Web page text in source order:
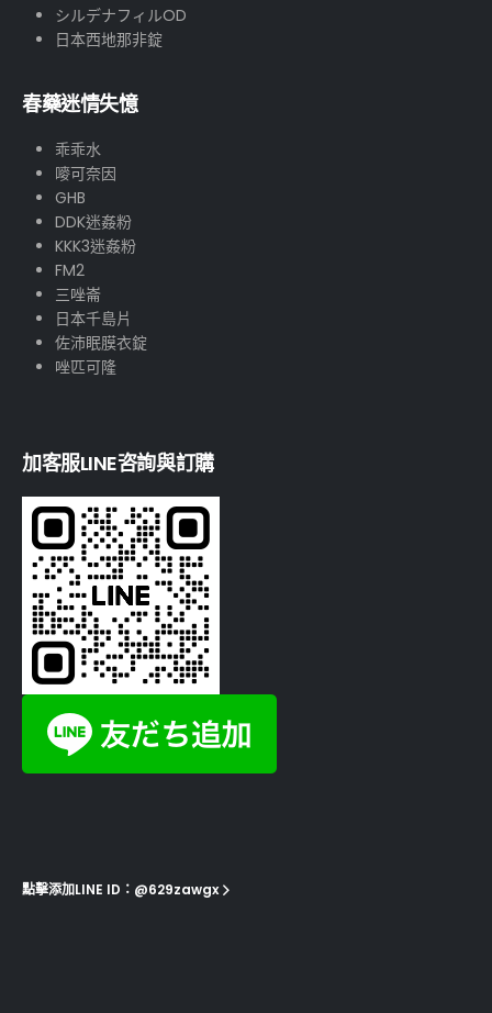
シルデナフィルOD
日本西地那非錠
春藥迷情失憶
乖乖水
嘜可奈因
GHB
DDK迷姦粉
KKK3迷姦粉
FM2
三唑崙
日本千島片
佐沛眠膜衣錠
唑匹可隆
加客服LINE咨詢與訂購
點擊添加LINE ID：@629zawgx